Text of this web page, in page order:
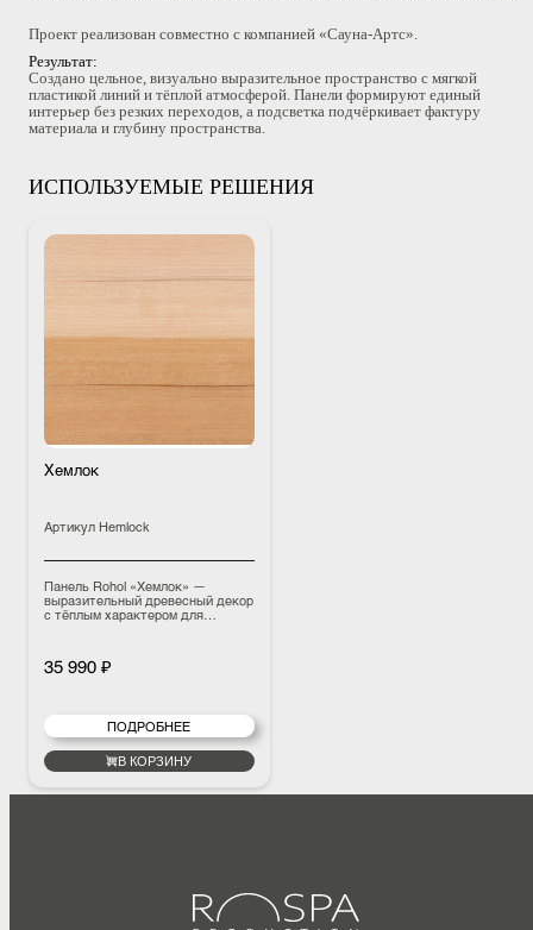
Проект реализован совместно с компанией «Сауна-Артс».
Результат:
Создано цельное, визуально выразительное пространство с мягкой
пластикой линий и тёплой атмосферой. Панели формируют единый
интерьер без резких переходов, а подсветка подчёркивает фактуру
материала и глубину пространства.
ИСПОЛЬЗУЕМЫЕ РЕШЕНИЯ
Хемлок
Артикул Hemlock
Панель Rohol «Хемлок» —
выразительный древесный декор
с тёплым характером для
атмосферу.
35 990 ₽
ПОДРОБНЕЕ
В КОРЗИНУ